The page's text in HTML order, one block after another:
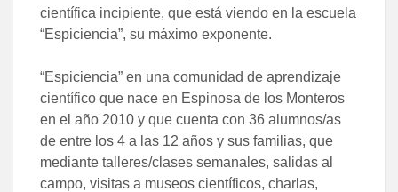
científica incipiente, que está viendo en la escuela
“Espiciencia”, su máximo exponente.
“Espiciencia” en una comunidad de aprendizaje
científico que nace en Espinosa de los Monteros
en el año 2010 y que cuenta con 36 alumnos/as
de entre los 4 a las 12 años y sus familias, que
mediante talleres/clases semanales, salidas al
campo, visitas a museos científicos, charlas,